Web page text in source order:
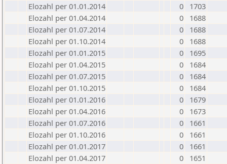
Elozahl per 01.01.2014
0
1703
Elozahl per 01.04.2014
0
1688
Elozahl per 01.07.2014
0
1688
Elozahl per 01.10.2014
0
1688
Elozahl per 01.01.2015
0
1695
Elozahl per 01.04.2015
0
1684
Elozahl per 01.07.2015
0
1684
Elozahl per 01.10.2015
0
1684
Elozahl per 01.01.2016
0
1679
Elozahl per 01.04.2016
0
1673
Elozahl per 01.07.2016
0
1661
Elozahl per 01.10.2016
0
1661
Elozahl per 01.01.2017
0
1661
Elozahl per 01.04.2017
0
1651